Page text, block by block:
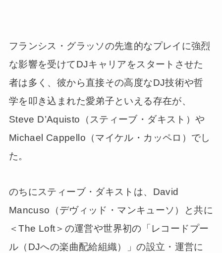
フランシス・グラッソの先進的なプレイに強烈
な影響を受けてDJキャリアをスタートさせた
者は多く、彼から直接その高度なDJ技術や哲
学を叩き込まれた愛弟子といえる存在が、
Steve D’Aquisto（スティーブ・ダキスト）や
Michael Cappello（マイケル・カッペロ）でし
た。
のちにスティーブ・ダキストは、David
Mancuso（デヴィッド・マンキューソ）と共に
＜The Loft＞の運営や世界初の「レコードプー
ル（DJへの楽曲配給組織）」の設立・運営に